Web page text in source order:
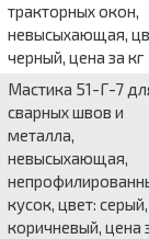
тракторных окон,
невысыхающая,
черный, цена за кг
Мастика 51-Г-7
сварных швов и
металла,
невысыхающая,
кусок, цвет: серый,
коричневый, цена